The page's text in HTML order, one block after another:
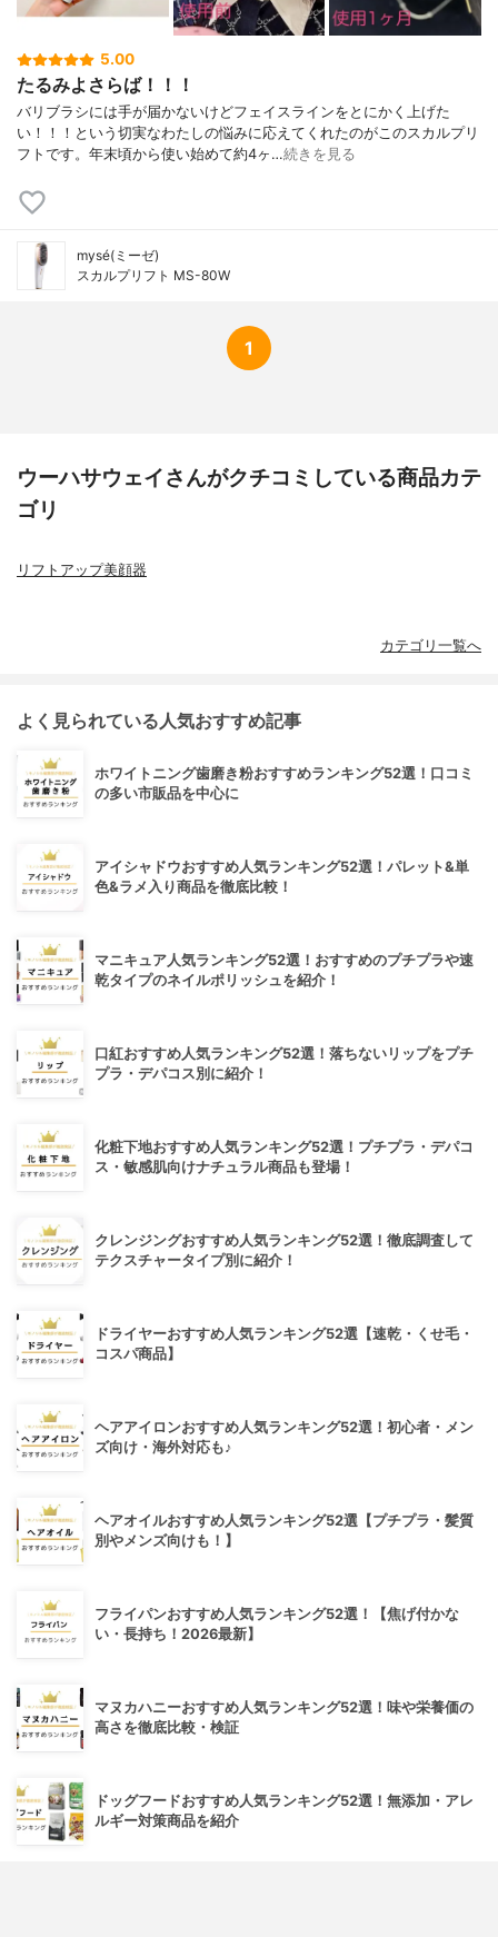
5.00
たるみよさらば！！！
バリブラシには手が届かないけどフェイスラインをとにかく上げた
い！！！という切実なわたしの悩みに応えてくれたのがこのスカルプリ
フトです。年末頃から使い始めて約4ヶ…続きを見る
mysé(ミーゼ)
スカルプリフト MS-80W
1
ウーハサウェイさんがクチコミしている商品カテ
ゴリ
リフトアップ美顔器
カテゴリ一覧へ
よく見られている人気おすすめ記事
ホワイトニング歯磨き粉おすすめランキング52選！口コミ
の多い市販品を中心に
アイシャドウおすすめ人気ランキング52選！パレット&単
色&ラメ入り商品を徹底比較！
マニキュア人気ランキング52選！おすすめのプチプラや速
乾タイプのネイルポリッシュを紹介！
口紅おすすめ人気ランキング52選！落ちないリップをプチ
プラ・デパコス別に紹介！
化粧下地おすすめ人気ランキング52選！プチプラ・デパコ
ス・敏感肌向けナチュラル商品も登場！
クレンジングおすすめ人気ランキング52選！徹底調査して
テクスチャータイプ別に紹介！
ドライヤーおすすめ人気ランキング52選【速乾・くせ毛・
コスパ商品】
ヘアアイロンおすすめ人気ランキング52選！初心者・メン
ズ向け・海外対応も♪
ヘアオイルおすすめ人気ランキング52選【プチプラ・髪質
別やメンズ向けも！】
フライパンおすすめ人気ランキング52選！【焦げ付かな
い・長持ち！2026最新】
マヌカハニーおすすめ人気ランキング52選！味や栄養価の
高さを徹底比較・検証
ドッグフードおすすめ人気ランキング52選！無添加・アレ
ルギー対策商品を紹介